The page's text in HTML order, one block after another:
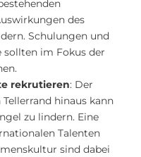
des
Schulungen und
im Fokus der
rekrutieren: Der
hinaus kann
zu lindern. Eine
Talenten
sind dabei